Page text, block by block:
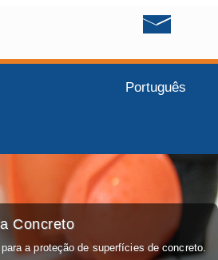
Português
Concreto
a proteção de superfícies de concreto.